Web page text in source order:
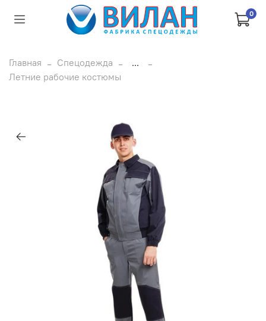
0
Главная Спецодежда
...
Летние рабочие костюмы